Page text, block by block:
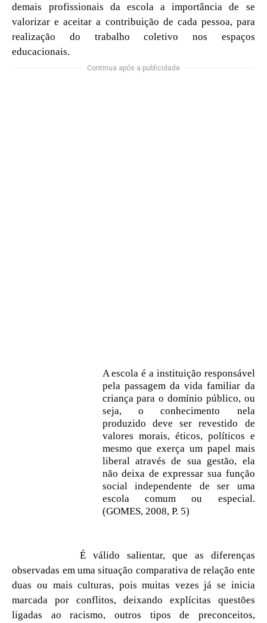
demais profissionais da escola a importância de se
valorizar e aceitar a contribuição de cada pessoa, para
realização do trabalho coletivo nos espaços
educacionais.
Continua após a publicidade
A escola é a instituição responsável
pela passagem da vida familiar da
criança para o domínio público, ou
seja, o conhecimento nela
produzido deve ser revestido de
valores morais, éticos, políticos e
mesmo que exerça um papel mais
liberal através de sua gestão, ela
não deixa de expressar sua função
social independente de ser uma
escola comum ou especial.
(GOMES, 2008, P. 5)
É válido salientar, que as diferenças
observadas em uma situação comparativa de relação ente
duas ou mais culturas, pois muitas vezes já se inicia
marcada por conflitos, deixando explícitas questões
ligadas ao racismo, outros tipos de preconceitos,